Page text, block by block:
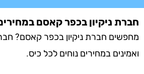
חברת ניקיון בכפר קאסם
מחפשים חברת ניקיון בכפר קאסם?
ואמינים במחירים נוחים לכל כיס.